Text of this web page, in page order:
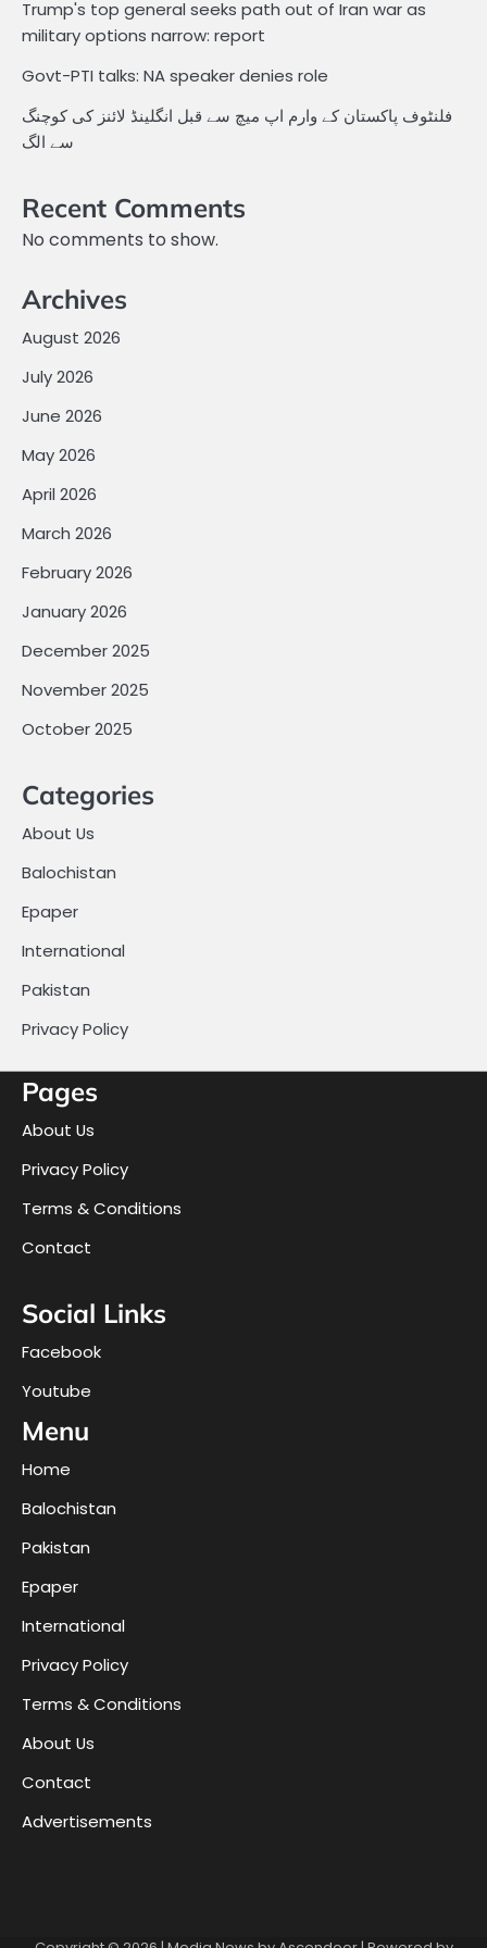
Trump's top general seeks path out of Iran war as
military options narrow: report
Govt-PTI talks: NA speaker denies role
فلنٹوف پاکستان کے وارم اپ میچ سے قبل انگلینڈ لائنز کی کوچنگ
سے الگ
Recent Comments
No comments to show.
Archives
August 2026
July 2026
June 2026
May 2026
April 2026
March 2026
February 2026
January 2026
December 2025
November 2025
October 2025
Categories
About Us
Balochistan
Epaper
International
Pakistan
Privacy Policy
Pages
About Us
Privacy Policy
Terms & Conditions
Contact
Social Links
Facebook
Youtube
Menu
Home
Balochistan
Pakistan
Epaper
International
Privacy Policy
Terms & Conditions
About Us
Contact
Advertisements